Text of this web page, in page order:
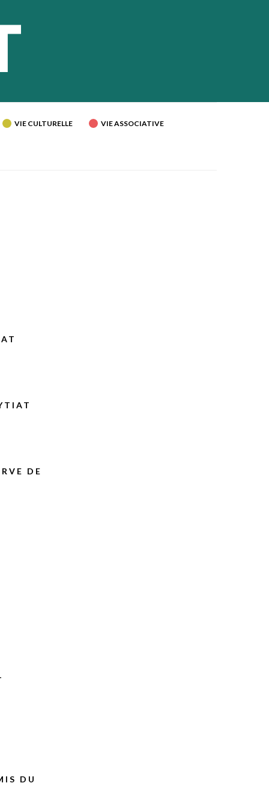
VIE CULTURELLE VIE ASSOCIATIVE
DE
DU